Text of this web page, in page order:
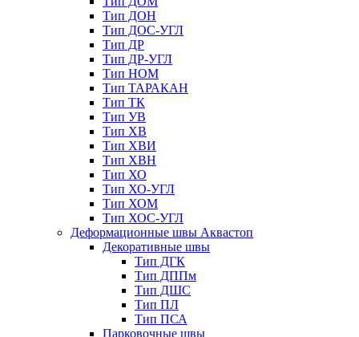
Тип ДОН
Тип ДОС-УГЛ
Тип ДР
Тип ДР-УГЛ
Тип НОМ
Тип ТАРАКАН
Тип ТК
Тип УВ
Тип ХВ
Тип ХВИ
Тип ХВН
Тип ХО
Тип ХО-УГЛ
Тип ХОМ
Тип ХОС-УГЛ
Деформационные швы Аквастоп
Декоративные швы
Тип ДГК
Тип ДППм
Тип ДШС
Тип ПЛ
Тип ПСА
Парковочные швы